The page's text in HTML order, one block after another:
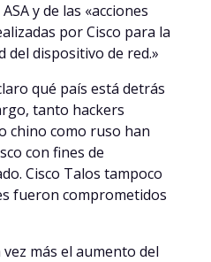
y de las «acciones
por Cisco para la
del dispositivo de red.»
qué país está detrás
tanto hackers
chino como ruso han
con fines de
Cisco Talos tampoco
fueron comprometidos
más el aumento del